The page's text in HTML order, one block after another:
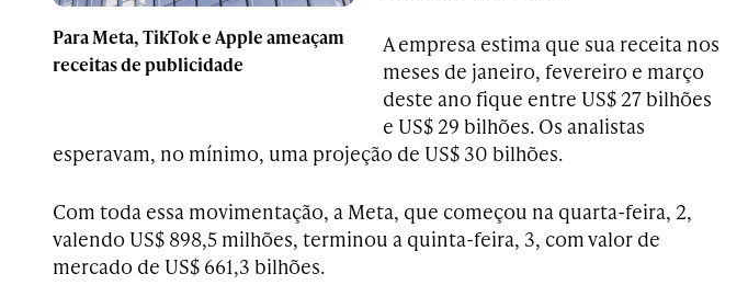
Para Meta, TikTok e Apple ameaçam
receitas de publicidade
A empresa estima que sua receita nos
meses de janeiro, fevereiro e março
deste ano fique entre US$ 27 bilhões
e US$ 29 bilhões. Os analistas
esperavam, no mínimo, uma projeção de US$ 30 bilhões.
Com toda essa movimentação, a Meta, que começou na quarta-feira, 2,
valendo US$ 898,5 milhões, terminou a quinta-feira, 3, com valor de
mercado de US$ 661,3 bilhões.